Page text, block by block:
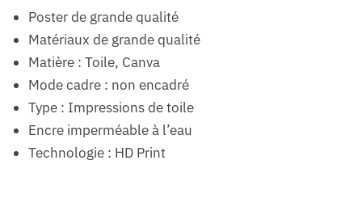
Poster de grande qualité
Matériaux de grande qualité
Matière : Toile, Canva
Mode cadre : non encadré
Type : Impressions de toile
Encre imperméable à l’eau
Technologie : HD Print